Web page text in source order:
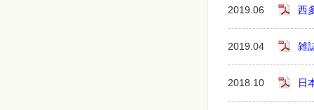
2019.06 西
2019.04 雑
2018.10 日